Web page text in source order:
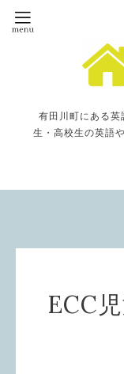
有田川町にある
生・高校生の英語
ECC